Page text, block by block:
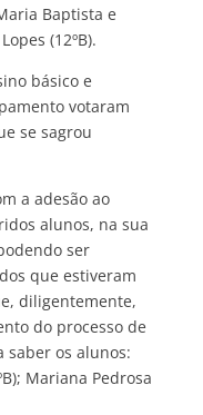
Baptista e
(12ºB).
básico e
votaram
se sagrou
a adesão ao
alunos, na sua
ser
que estiveram
diligentemente,
do processo de
saber os alunos:
Mariana Pedrosa